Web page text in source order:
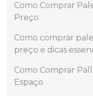
Como Comprar
Preço
Como comprar
preço e dicas
Como Comprar
Espaço